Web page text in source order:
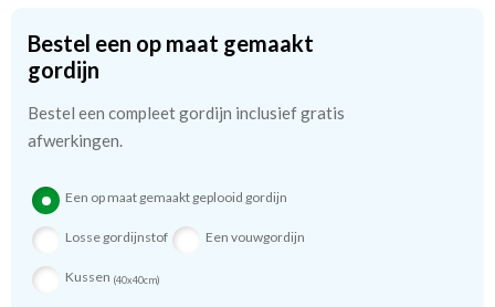
We hebben bijna alle stoffen op voorraad, bestel daarom gerust
eerst een knipstaaltje.
Zo weet u precies met welke kleur en kwaliteit uw gordijnen
worden gemaakt.
Tip:Laat voor aangename verduistering en isolatie de
kindergordijnen voeren: een verschil van dag en nacht!
Bestel een op maat gemaakt
gordijn
Bestel een compleet gordijn inclusief gratis
afwerkingen.
Een op maat gemaakt geplooid gordijn
Losse gordijnstof Een vouwgordijn
Kussen (40x40cm)